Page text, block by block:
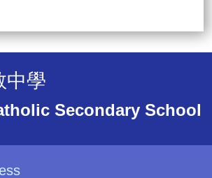
中學
Secondary School